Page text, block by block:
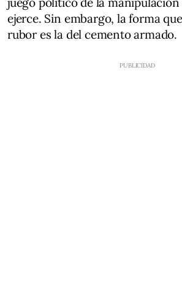
ejerce. Sin embargo, la forma
rubor es la del cemento armado.